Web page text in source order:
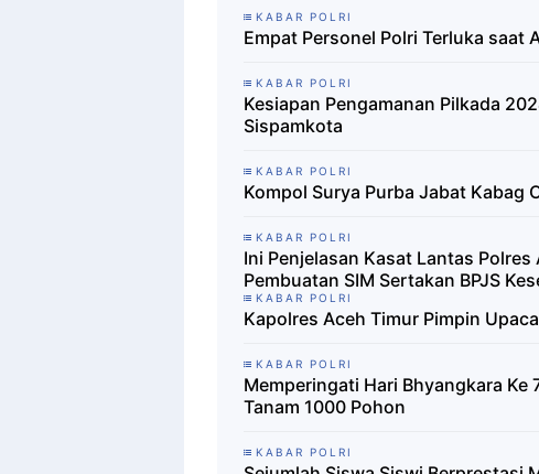
KABAR POLRI
Empat Personel Polri Terluka saat
KABAR POLRI
Kesiapan Pengamanan Pilkada
Sispamkota
KABAR POLRI
Kompol Surya Purba Jabat Kabag
KABAR POLRI
Ini Penjelasan Kasat Lantas
Pembuatan SIM Sertakan BPJS
KABAR POLRI
Kapolres Aceh Timur Pimpin
KABAR POLRI
Memperingati Hari Bhyangkara Ke
Tanam 1000 Pohon
KABAR POLRI